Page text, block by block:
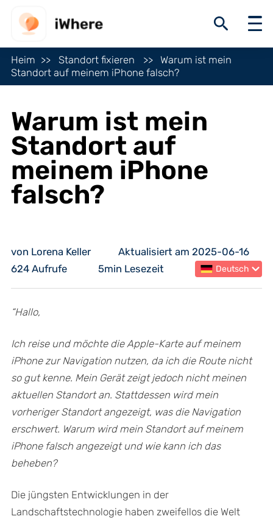
Heim Standort fixieren
Warum ist mein
Standort auf meinem iPhone falsch?
Warum ist mein
Standort auf
meinem iPhone
falsch?
von Lorena Keller
Aktualisiert am 2025-06-16
624 Aufrufe
5min Lesezeit Deutsch
“Hallo,
Ich reise und möchte die Apple-Karte auf meinem
iPhone zur Navigation nutzen, da ich die Route nicht
so gut kenne. Mein Gerät zeigt jedoch nicht meinen
aktuellen Standort an. Stattdessen wird mein
vorheriger Standort angezeigt, was die Navigation
erschwert. Warum wird mein Standort auf meinem
iPhone falsch angezeigt und wie kann ich das
beheben?
Die jüngsten Entwicklungen in der
Landschaftstechnologie haben zweifellos die Welt